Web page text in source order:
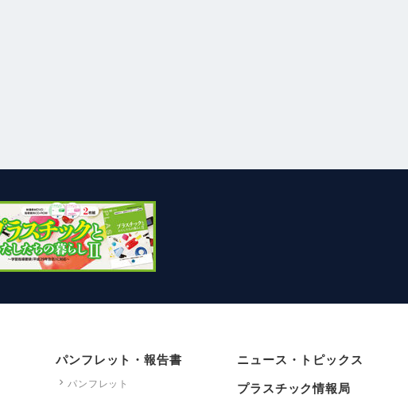
パンフレット・報告書
パンフレット
ニュース・トピックス
プラスチック情報局